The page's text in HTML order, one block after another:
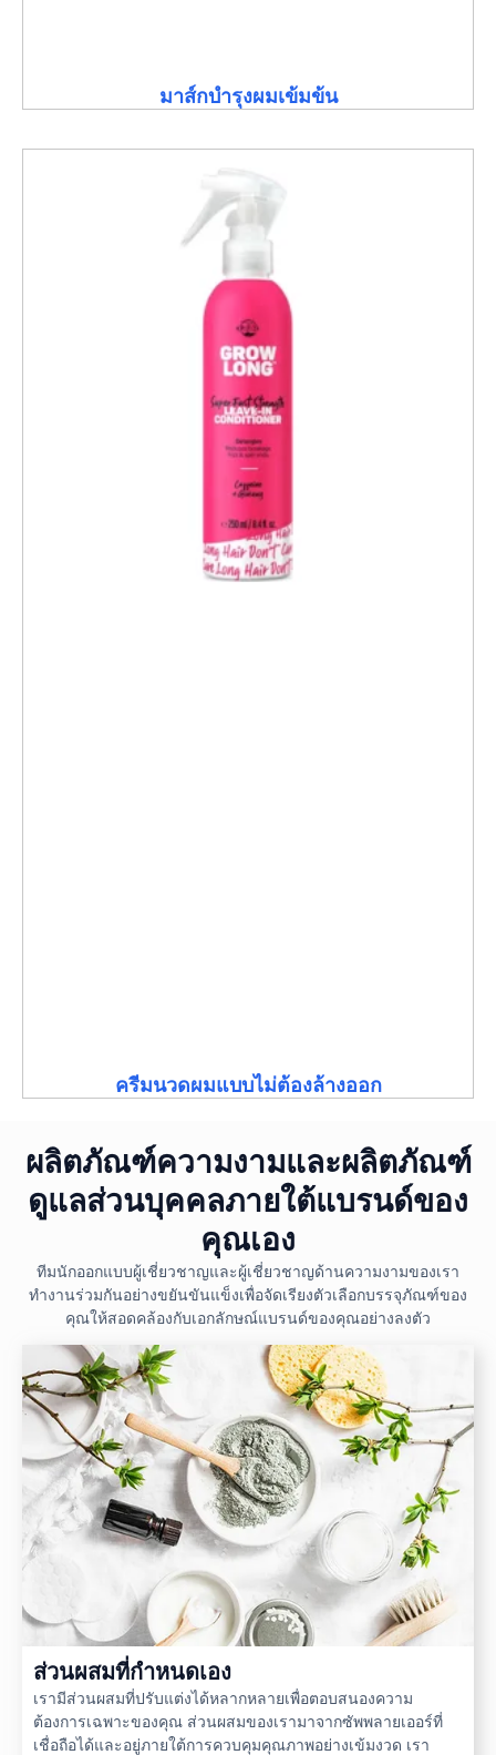
มาส์กบำรุงผมเข้มข้น
ครีมนวดผมแบบไม่ต้องล้างออก
ผลิตภัณฑ์ความงามและผลิตภัณฑ์
ดูแลส่วนบุคคลภายใต้แบรนด์ของ
คุณเอง
ทีมนักออกแบบผู้เชี่ยวชาญและผู้เชี่ยวชาญด้านความงามของเรา
ทำงานร่วมกันอย่างขยันขันแข็งเพื่อจัดเรียงตัวเลือกบรรจุภัณฑ์ของ
คุณให้สอดคล้องกับเอกลักษณ์แบรนด์ของคุณอย่างลงตัว
ส่วนผสมที่กำหนดเอง
เรามีส่วนผสมที่ปรับแต่งได้หลากหลายเพื่อตอบสนองความ
ต้องการเฉพาะของคุณ ส่วนผสมของเรามาจากซัพพลายเออร์ที่
เชื่อถือได้และอยู่ภายใต้การควบคุมคุณภาพอย่างเข้มงวด เรา